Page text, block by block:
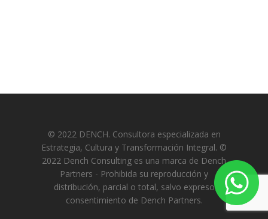
© 2022 DENCH. Consultora especializada en
Estrategia, Cultura y Transformación Integral. ©
2022 Dench Consulting es una marca de Dench
Partners - Prohibida su reproducción y
distribución, parcial o total, salvo expreso
consentimiento de Dench Partners.